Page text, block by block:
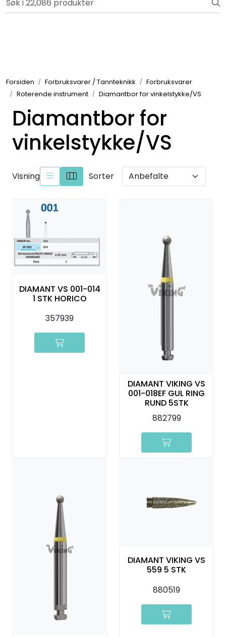
Skip to main content
Bli totalkunde og få en rekke fordeler. Les mer!
Forsiden Forbruksvarer / Tannteknikk
Forbruksvarer
Roterende instrument
Diamantbor for vinkelstykke/VS
Diamantbor for
vinkelstykke/VS
Visning Sorter
DIAMANT VS 001-014
1 STK HORICO
357939
DIAMANT VIKING VS
001-018EF GUL RING
RUND 5STK
882799
DIAMANT VIKING VS
559 5 STK
880519
Småutstyr
Utstyr
Klinikkplanlegging / Innredning
Service
Aktuelt
Kurs
Hygiene